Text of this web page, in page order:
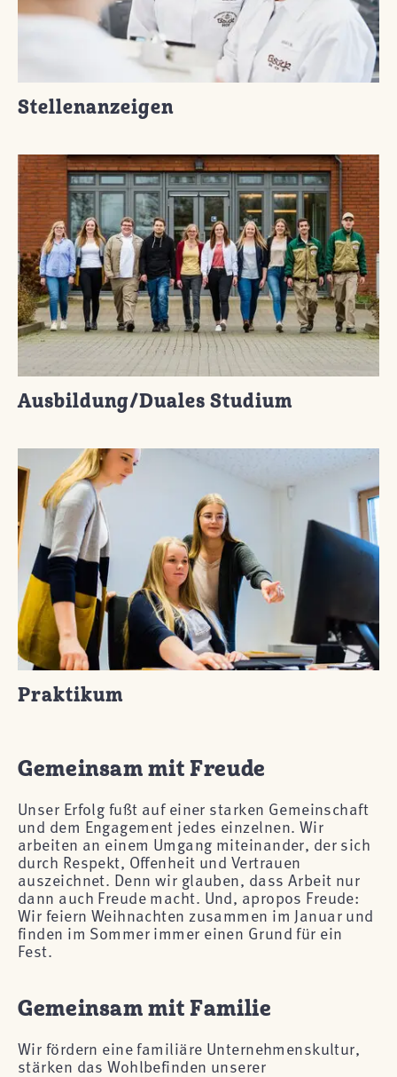
Stellenanzeigen
Ausbildung/Duales Studium
Praktikum
Gemeinsam mit Freude
Unser Erfolg fußt auf einer starken Gemeinschaft
und dem Engagement jedes einzelnen. Wir
arbeiten an einem Umgang miteinander, der sich
durch Respekt, Offenheit und Vertrauen
auszeichnet. Denn wir glauben, dass Arbeit nur
dann auch Freude macht. Und, apropos Freude:
Wir feiern Weihnachten zusammen im Januar und
finden im Sommer immer einen Grund für ein
Fest.
Gemeinsam mit Familie
Wir fördern eine familiäre Unternehmenskultur,
stärken das Wohlbefinden unserer